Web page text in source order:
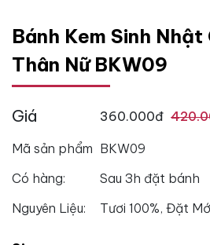
Bánh Kem Sinh Nhật
Thân Nữ BKW09
Giá 360.000đ
Mã sản phẩm BKW09
Có hàng:
Sau 3h đặt bánh
Nguyên Liệu:
Tươi 100%, Đặt